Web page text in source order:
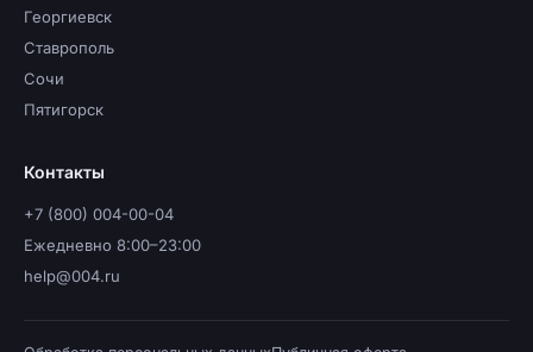
Георгиевск
Ставрополь
Сочи
Пятигорск
Контакты
+7 (800) 004-00-04
Ежедневно 8:00–23:00
help@004.ru